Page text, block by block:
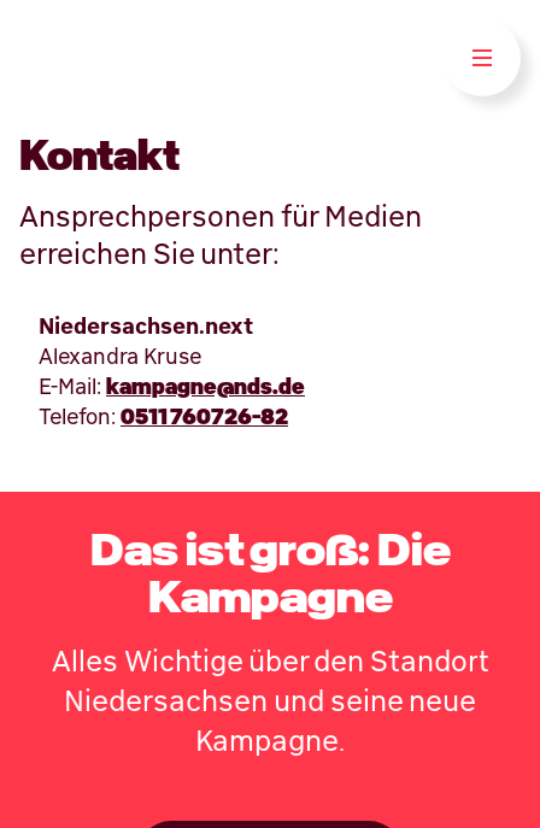
Kontakt
Ansprechpersonen für Medien
erreichen Sie unter:
Niedersachsen.next
Alexandra Kruse
E-Mail: kampagne@nds.de
Telefon: 0511 760726-82
Das ist groß: Die
Kampagne
Alles Wichtige über den Standort
Niedersachsen und seine neue
Kampagne.